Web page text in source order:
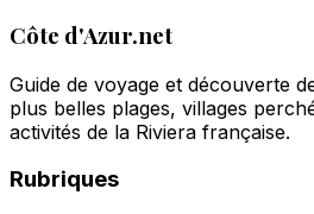
Côte d'Azur.net
Guide de voyage et découverte
plus belles plages, villages
activités de la Riviera française.
Rubriques